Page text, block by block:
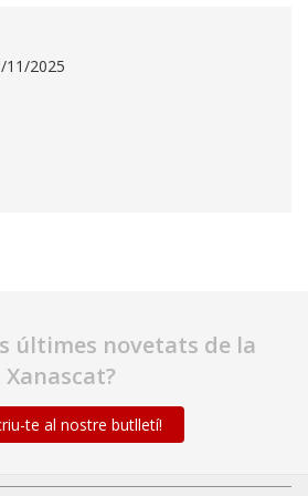
11/2025
últimes novetats de la
Xanascat?
te al nostre butlletí!